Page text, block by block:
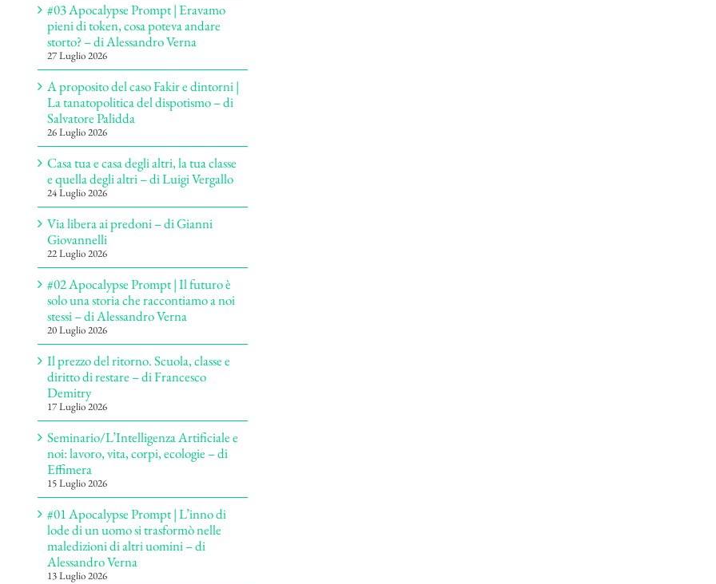
#03 Apocalypse Prompt | Eravamo
pieni di token, cosa poteva andare
storto? – di Alessandro Verna
27 Luglio 2026
A proposito del caso Fakir e dintorni |
La tanatopolitica del dispotismo – di
Salvatore Palidda
26 Luglio 2026
Casa tua e casa degli altri, la tua classe
e quella degli altri – di Luigi Vergallo
24 Luglio 2026
Via libera ai predoni – di Gianni
Giovannelli
22 Luglio 2026
#02 Apocalypse Prompt | Il futuro è
solo una storia che raccontiamo a noi
stessi – di Alessandro Verna
20 Luglio 2026
Il prezzo del ritorno. Scuola, classe e
diritto di restare – di Francesco
Demitry
17 Luglio 2026
Seminario/L’Intelligenza Artificiale e
noi: lavoro, vita, corpi, ecologie – di
Effimera
15 Luglio 2026
#01 Apocalypse Prompt | L’inno di
lode di un uomo si trasformò nelle
maledizioni di altri uomini – di
Alessandro Verna
13 Luglio 2026